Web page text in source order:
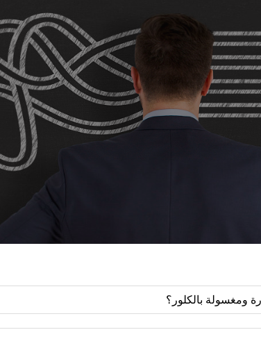
ومغسولة بالكلور؟